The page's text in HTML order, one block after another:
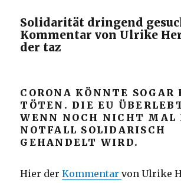
Solidarität dringend
Kommentar von Ulrike
der taz
CORONA KÖNNTE SOGAR
TÖTEN. DIE EU
WENN NOCH NICHT MAL
NOTFALL SOLIDARISCH
GEHANDELT WIRD.
Hier derKommentarvon Ulrike